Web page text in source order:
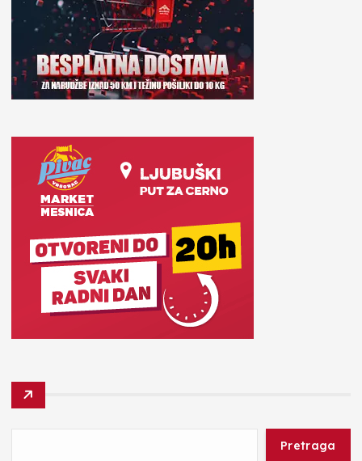
Pretraga